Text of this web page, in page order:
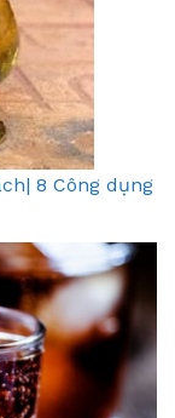
8 Công dụng